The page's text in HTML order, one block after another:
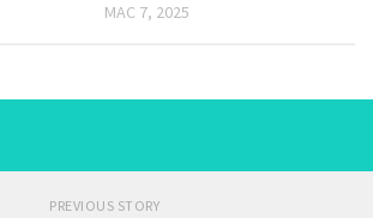
MAC 7, 2025
PREVIOUS STORY